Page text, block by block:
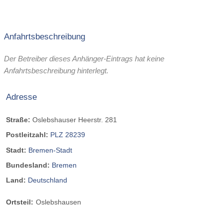
Anfahrtsbeschreibung
Der Betreiber dieses Anhänger-Eintrags hat keine
Anfahrtsbeschreibung hinterlegt.
Adresse
Straße: Oslebshauser Heerstr. 281
Postleitzahl: PLZ 28239
Stadt: Bremen-Stadt
Bundesland: Bremen
Land: Deutschland
Ortsteil: Oslebshausen